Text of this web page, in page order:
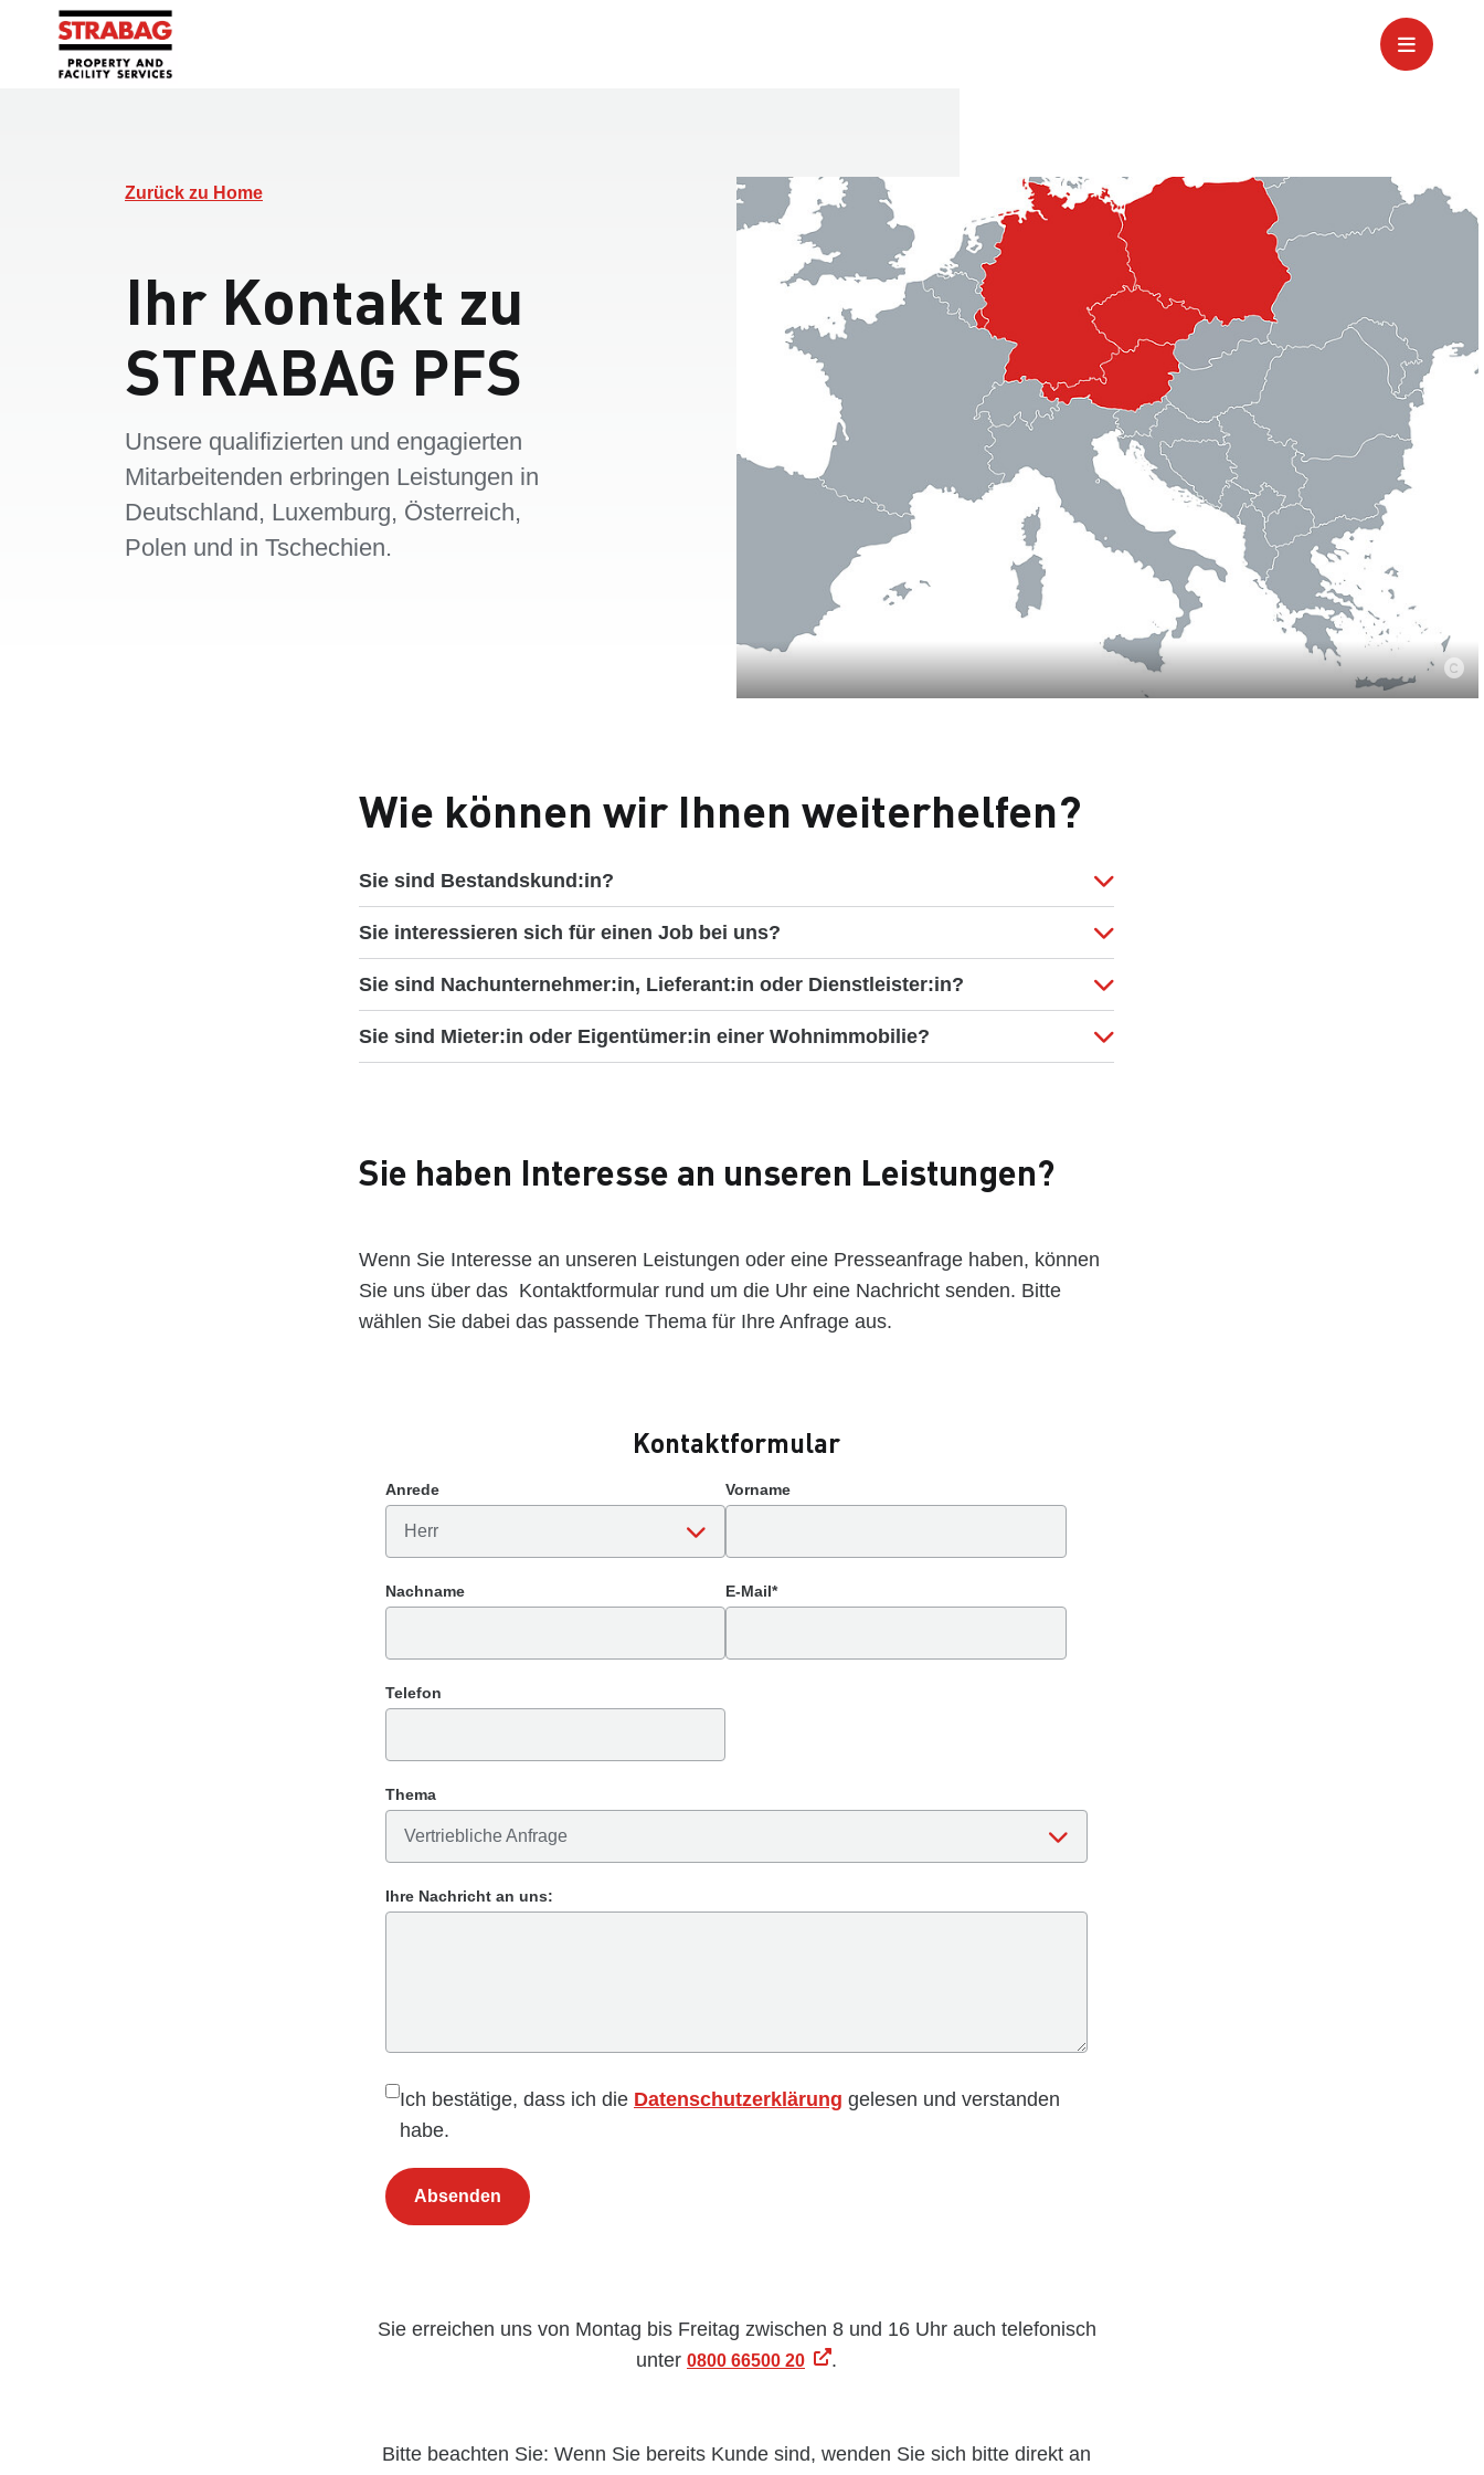
Zurück zu Home
Ihr Kontakt zu
STRABAG PFS
Unsere qualifizierten und engagierten
Mitarbeitenden erbringen Leistungen in
Deutschland, Luxemburg, Österreich,
Polen und in Tschechien.
Wie können wir Ihnen weiterhelfen?
Sie sind Bestandskund:in?
Sie interessieren sich für einen Job bei uns?
Sie sind Nachunternehmer:in, Lieferant:in oder Dienstleister:in?
Sie sind Mieter:in oder Eigentümer:in einer Wohnimmobilie?
Sie haben Interesse an unseren Leistungen?
Wenn Sie Interesse an unseren Leistungen oder eine Presseanfrage haben, können
Sie uns über das Kontaktformular rund um die Uhr eine Nachricht senden. Bitte
wählen Sie dabei das passende Thema für Ihre Anfrage aus.
Kontaktformular
Anrede Vorname
Nachname E-Mail*
Telefon
Thema
Ihre Nachricht an uns:
Ich bestätige, dass ich die Datenschutzerklärung gelesen und verstanden
habe.
Absenden
Sie erreichen uns von Montag bis Freitag zwischen 8 und 16 Uhr auch telefonisch
unter 0800 66500 20 .
Bitte beachten Sie: Wenn Sie bereits Kunde sind, wenden Sie sich bitte direkt an